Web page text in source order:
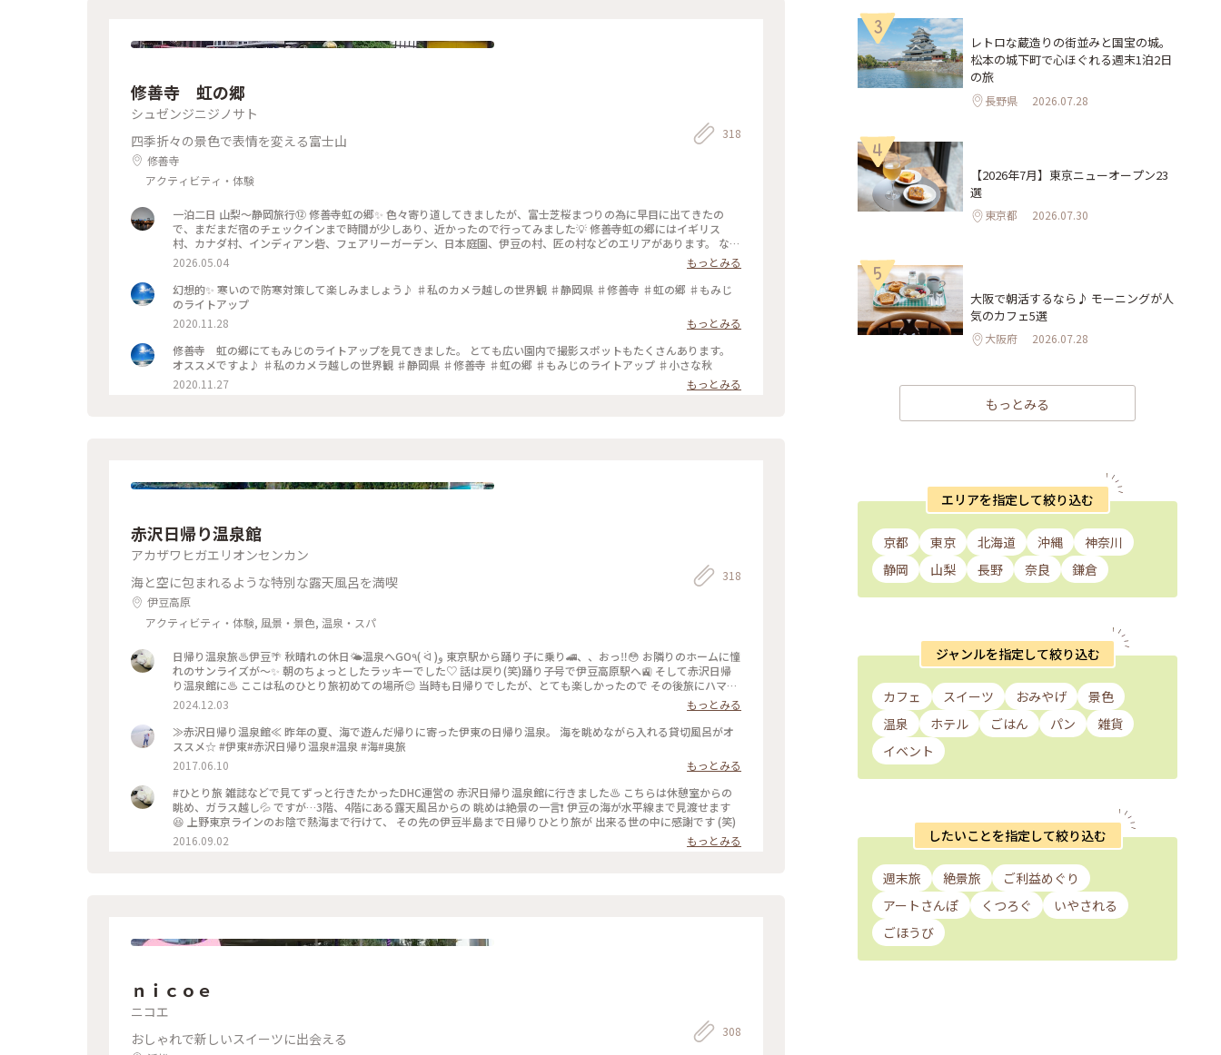
修善寺 虹の郷
シュゼンジニジノサト
四季折々の景色で表情を変える富士山
修善寺
アクティビティ・体験
318
一泊二日 山梨〜静岡旅行⑫ 修善寺虹の郷✨️ 色々寄り道してきましたが、富士芝桜まつりの為に早目に出てきたの
で、まだまだ宿のチェックインまで時間が少しあり、近かったので行ってみました💡 修善寺虹の郷にはイギリス
村、カナダ村、インディアン砦、フェアリーガーデン、日本庭園、伊豆の村、匠の村などのエリアがあります。 なか
なかの広さでかなり歩きますが、季節によって、お花も色々楽しめるようです。 シャクナゲが見頃でキレイでした
2026.05.04
もっとみる
幻想的✨ 寒いので防寒対策して楽しみましょう♪ ♯私のカメラ越しの世界観 ♯静岡県 ♯修善寺 ♯虹の郷 ♯もみじ
のライトアップ
2020.11.28
もっとみる
修善寺 虹の郷にてもみじのライトアップを見てきました。 とても広い園内で撮影スポットもたくさんあります。
オススメですよ♪ ♯私のカメラ越しの世界観 ♯静岡県 ♯修善寺 ♯虹の郷 ♯もみじのライトアップ ♯小さな秋
2020.11.27
もっとみる
赤沢日帰り温泉館
アカザワヒガエリオンセンカン
海と空に包まれるような特別な露天風呂を満喫
伊豆高原
アクティビティ・体験, 風景・景色, 温泉・スパ
318
日帰り温泉旅♨️伊豆🌴 秋晴れの休日🌤️温泉へGO٩( ᐛ )و 東京駅から踊り子に乗り🚄、、おっ‼️😳 お隣りのホームに憧
れのサンライズが〜✨ 朝のちょっとしたラッキーでした♡ 話は戻り(笑)踊り子号で伊豆高原駅へ🚉 そして赤沢日帰
り温泉館に♨️ ここは私のひとり旅初めての場所😊 当時も日帰りでしたが、とても楽しかったので その後旅にハマっ
てしまいました😂 絶景のインフィニティ露天でキラキラの海を 眺めながら思い出に浸っていました😌♨️ お風呂はも
ちろん📷✖️なので、写真はロビー からの相模湾です🌊🛥️ ここの温泉はお湯👍眺め👍清潔感👍駅から 送迎バスあり🚌
でなかなか良いですょ💯 #秋の彩り #ベストトリップ2024 #赤沢日帰り温泉館#DHC#赤沢温泉 #伊豆高原駅#特急踊
り子#シャトルバス #食事処#ランチ#駿河湾#インフィニティ風呂 #露天風呂#絶景#サンライズ瀬戸出雲#東京駅 #こ
2024.12.03
もっとみる
≫赤沢日帰り温泉館≪ 昨年の夏、海で遊んだ帰りに寄った伊東の日帰り温泉。 海を眺めながら入れる貸切風呂がオ
ススメ☆ #伊東#赤沢日帰り温泉#温泉 #海#奥旅
2017.06.10
もっとみる
#ひとり旅 雑誌などで見てずっと行きたかったDHC運営の 赤沢日帰り温泉館に行きました♨️ こちらは休憩室からの
眺め、ガラス越し💦 ですが…3階、4階にある露天風呂からの 眺めは絶景の一言❗️ 伊豆の海が水平線まで見渡せます
😆 上野東京ラインのお陰で熱海まで行けて、 その先の伊豆半島まで日帰りひとり旅が 出来る世の中に感謝です (笑)
2016.09.02
もっとみる
ｎｉｃｏｅ
ニコエ
おしゃれで新しいスイーツに出会える
308
3
レトロな蔵造りの街並みと国宝の城。
松本の城下町で心ほぐれる週末1泊2日
の旅
長野県 2026.07.28
4
【2026年7月】東京ニューオープン23
選
東京都 2026.07.30
5
大阪で朝活するなら♪ モーニングが人
気のカフェ5選
大阪府 2026.07.28
もっとみる
エリアを指定して絞り込む
京都 東京 北海道 沖縄
神奈川
静岡
山梨 長野 奈良 鎌倉
ジャンルを指定して絞り込む
カフェ スイーツ おみやげ
景色
温泉
ホテル ごはん パン
雑貨
イベント
したいことを指定して絞り込む
週末旅 絶景旅
ご利益めぐり
アートさんぽ
くつろぐ
いやされる
ごほうび